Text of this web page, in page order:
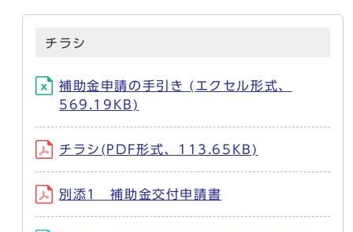
チラシ
補助金申請の手引き (エクセル形式、
569.19KB)
チラシ(PDF形式、113.65KB)
別添1 補助金交付申請書